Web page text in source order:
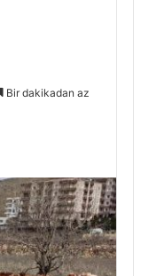
Bir dakikadan az